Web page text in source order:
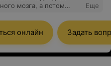
мозга, а потом
посмотрела сухой
изучила весь диск
по полочкам и
без лишних дорогих
Еще
онлайн Задать